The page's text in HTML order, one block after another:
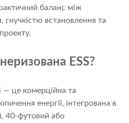
баланс між
гнучкістю встановлення та
ESS?
— це комерційна та
енергії, інтегрована в
40-футовий або